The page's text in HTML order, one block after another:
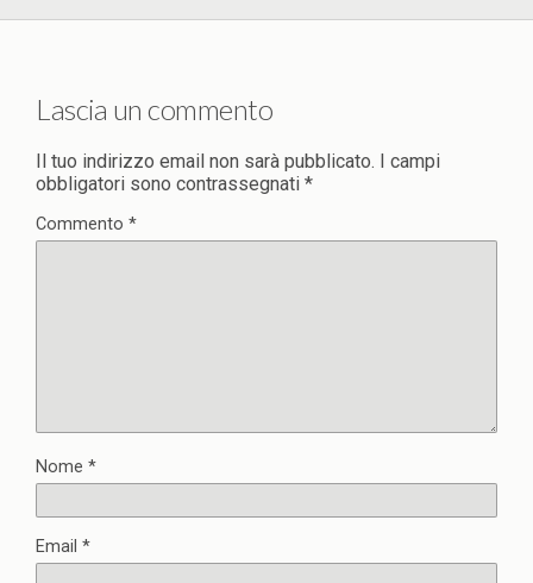
Lascia un commento
Il tuo indirizzo email non sarà pubblicato.
I campi
obbligatori sono contrassegnati *
Commento *
Nome *
Email *